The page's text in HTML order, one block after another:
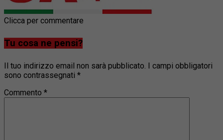
Clicca per commentare
Tu cosa ne pensi?
Il tuo indirizzo email non sarà pubblicato. I campi obbligatori
sono contrassegnati *
Commento *